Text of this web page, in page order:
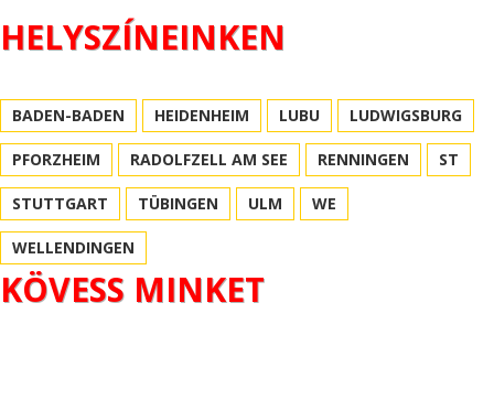
HELYSZÍNEINKEN
BADEN-BADEN HEIDENHEIM LUBU LUDWIGSBURG
PFORZHEIM RADOLFZELL AM SEE RENNINGEN ST
STUTTGART TÜBINGEN ULM WE
WELLENDINGEN
KÖVESS MINKET